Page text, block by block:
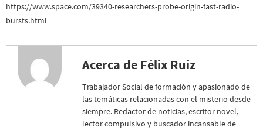
https://www.space.com/39340-researchers-probe-origin-fast-radio-
bursts.html
Acerca de Félix Ruiz
Trabajador Social de formación y apasionado de
las temáticas relacionadas con el misterio desde
siempre. Redactor de noticias, escritor novel,
lector compulsivo y buscador incansable de